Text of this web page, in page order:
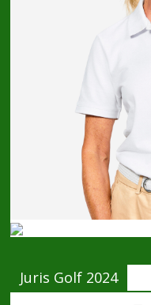
Juris Golf 2024